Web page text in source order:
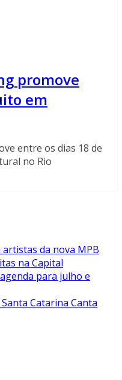
promove
em
entre os dias 18 de
no Rio
artistas da nova MPB
na Capital
para julho e
Catarina Canta